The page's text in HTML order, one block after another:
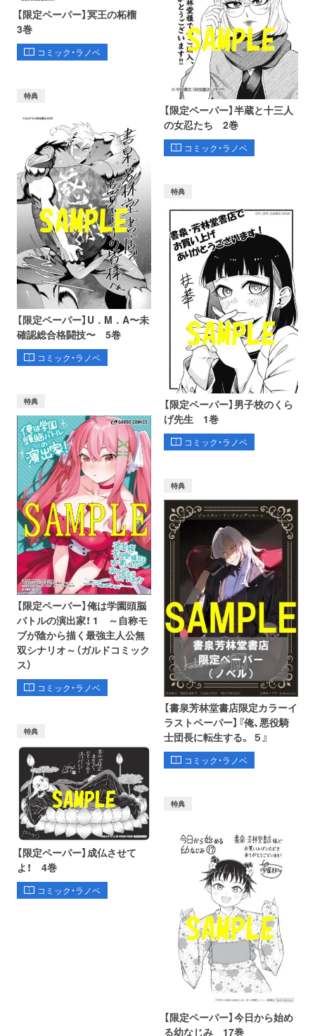
【限定ペーパー】冥王の柘榴
3巻
コミック・ラノベ
【限定ペーパー】半蔵と十三人
の女忍たち 2巻
コミック・ラノベ
特典
【限定ペーパー】U．M．A〜未
確認総合格闘技〜 5巻
コミック・ラノベ
特典
【限定ペーパー】男子校のくら
げ先生 1巻
コミック・ラノベ
特典
【限定ペーパー】俺は学園頭脳
バトルの演出家！ 1 ～自称モ
ブが陰から描く最強主人公無
双シナリオ～（ガルドコミック
ス）
コミック・ラノベ
特典
【書泉芳林堂書店限定カラーイ
ラストペーパー】『俺、悪役騎
士団長に転生する。 ５』
コミック・ラノベ
特典
【限定ペーパー】成仏させて
よ！ 4巻
コミック・ラノベ
特典
【限定ペーパー】今日から始め
る幼なじみ 17巻
（神保町）
書泉ブックタワー
（秋葉原）